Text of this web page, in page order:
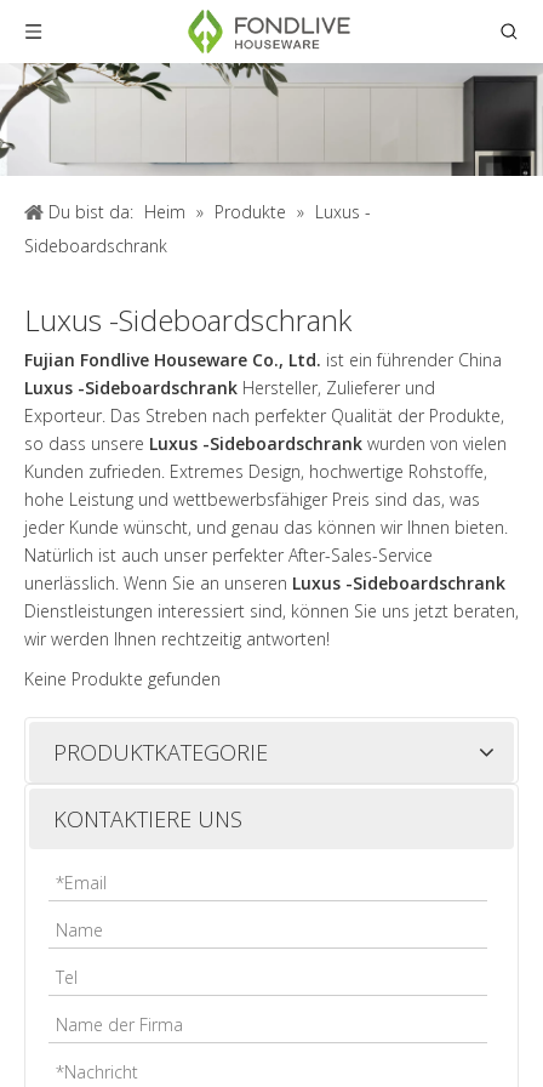
Du bist da: Heim » Produkte » Luxus -
Sideboardschrank
Luxus -Sideboardschrank
Fujian Fondlive Houseware Co., Ltd. ist ein führender China
Luxus -Sideboardschrank Hersteller, Zulieferer und
Exporteur. Das Streben nach perfekter Qualität der Produkte,
so dass unsere Luxus -Sideboardschrank wurden von vielen
Kunden zufrieden. Extremes Design, hochwertige Rohstoffe,
hohe Leistung und wettbewerbsfähiger Preis sind das, was
jeder Kunde wünscht, und genau das können wir Ihnen bieten.
Natürlich ist auch unser perfekter After-Sales-Service
unerlässlich. Wenn Sie an unseren Luxus -Sideboardschrank
Dienstleistungen interessiert sind, können Sie uns jetzt beraten,
wir werden Ihnen rechtzeitig antworten!
Keine Produkte gefunden
PRODUKTKATEGORIE
KONTAKTIERE UNS